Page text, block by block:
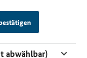
abwählbar)